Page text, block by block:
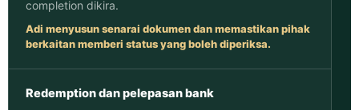
completion dikira.
Adi menyusun senarai dokumen dan memastikan pihak
berkaitan memberi status yang boleh diperiksa.
Redemption dan pelepasan bank